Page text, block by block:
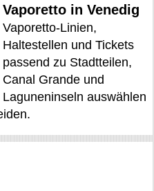
Vaporetto in Venedig
Vaporetto-Linien,
Haltestellen und Tickets
passend zu Stadtteilen,
Canal Grande und
Laguneninseln auswählen